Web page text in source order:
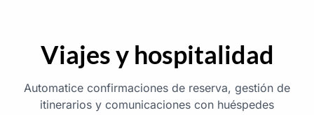
Viajes y hospitalidad
Automatice confirmaciones de reserva, gestión de
itinerarios y comunicaciones con huéspedes